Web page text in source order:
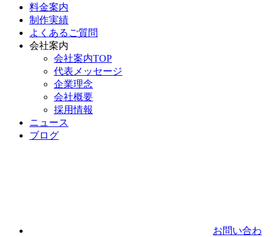
料金案内
制作実績
よくあるご質問
会社案内
会社案内TOP
代表メッセージ
企業理念
会社概要
採用情報
ニュース
ブログ
お問い合わ